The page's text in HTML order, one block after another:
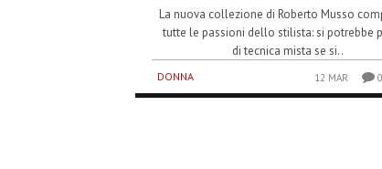
La nuova collezione di Roberto Musso
tutte le passioni dello stilista: si potrebbe
di tecnica mista se si..
DONNA 12 MAR 0